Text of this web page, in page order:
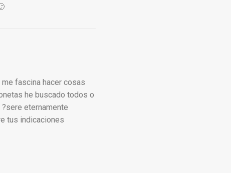
fascina hacer cosas
he buscado todos o
eternamente
tus indicaciones